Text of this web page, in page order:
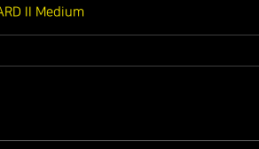
II Medium